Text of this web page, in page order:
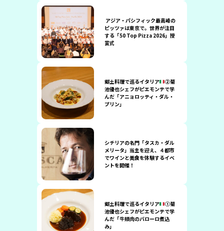
アジア・パシフィック最高峰の
ピッツァは東京で。世界が注目
する「50 Top Pizza 2026」授
賞式
郷土料理で巡るイタリア
②菊
池優也シェフがピエモンテで学
んだ「アニョロッティ・ダル・
プリン」
シチリアの名門「タスカ・ダル
メリータ」当主を迎え、４都市
でワインと美食を体験するイベ
ントを開催！
郷土料理で巡るイタリア
①菊
池優也シェフがピエモンテで学
んだ「牛頬肉のバローロ煮込
み」